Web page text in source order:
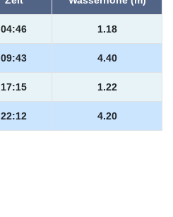
04:46 1.18
09:43 4.40
17:15 1.22
22:12 4.20